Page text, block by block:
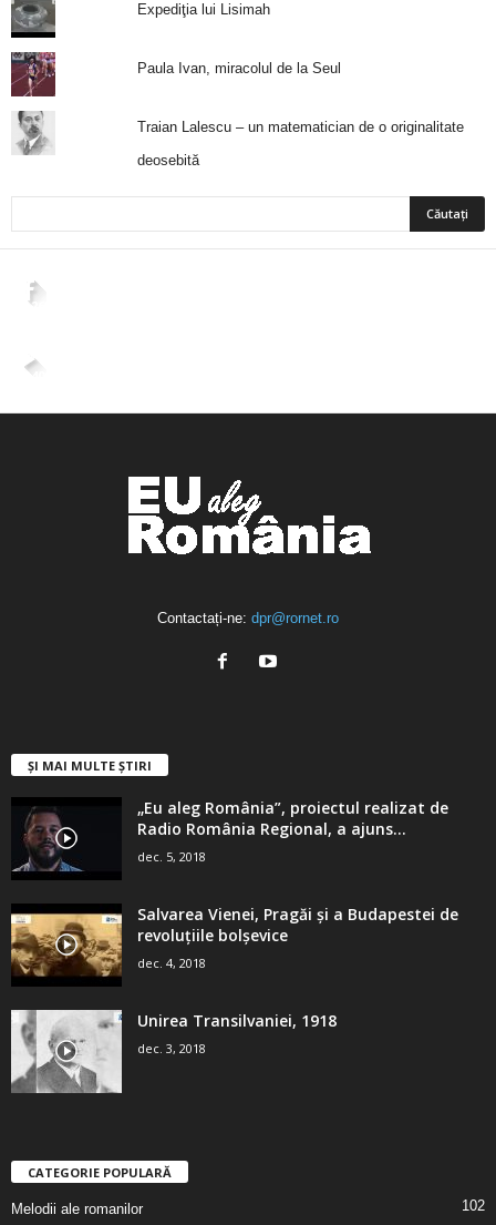
Expediţia lui Lisimah
Paula Ivan, miracolul de la Seul
Traian Lalescu – un matematician de o originalitate
deosebită
2,265
4,400
Contactați-ne: dpr@rornet.ro
ȘI MAI MULTE ȘTIRI
„Eu aleg România”, proiectul realizat de
Radio România Regional, a ajuns...
dec. 5, 2018
Salvarea Vienei, Pragăi şi a Budapestei de
revoluţiile bolşevice
dec. 4, 2018
Unirea Transilvaniei, 1918
dec. 3, 2018
CATEGORIE POPULARĂ
Melodii ale romanilor 102